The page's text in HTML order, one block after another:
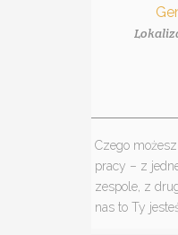
Czego
pracy – z
zespole, z
nas to Ty